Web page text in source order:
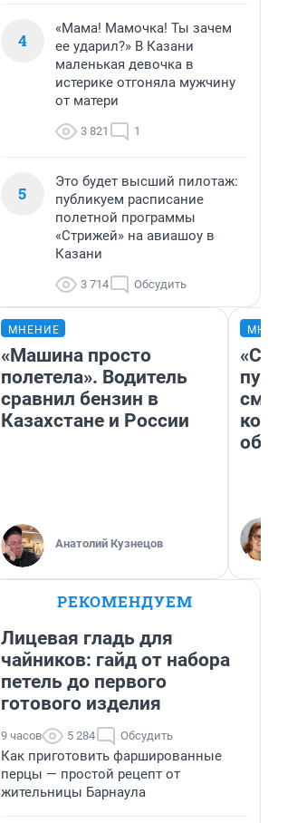
4
«Мама! Мамочка! Ты зачем
ее ударил?» В Казани
маленькая девочка в
истерике отгоняла мужчину
от матери
3 821 1
5
Это будет высший пилотаж:
публикуем расписание
полетной программы
«Стрижей» на авиашоу в
Казани
3 714 Обсудить
МНЕНИЕ
«Машина просто
полетела». Водитель
сравнил бензин в
Казахстане и России
Анатолий Кузнецов
РЕКОМЕНДУЕМ
Лицевая гладь для
чайников: гайд от набора
петель до первого
готового изделия
9 часов 5 284 Обсудить
Как приготовить фаршированные
перцы — простой рецепт от
жительницы Барнаула